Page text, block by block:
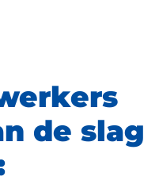
de slag